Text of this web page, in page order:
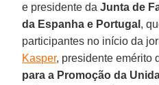
e presidente daJunta de
da Espanha e Portugal ,
participantes no início da
Kasper, presidente emérito
para a Promoção da